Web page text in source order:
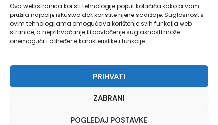
Ova web stranica koristi tehnologije poput kolačića kako bi vam
pružila najbolje iskustvo dok koristite njene sadržaje. Suglasnost s
ovim tehnologijama omogućava korištenje svih funkcija web
stranice, a neprihvaćanje ili povlačenje suglasnosti može
onemogućiti određene karakteristike i funkcije.
PRIHVATI
ZABRANI
POGLEDAJ POSTAVKE
Duhovna obnova u sjeni hrastova
Opći uvjeti korištenja